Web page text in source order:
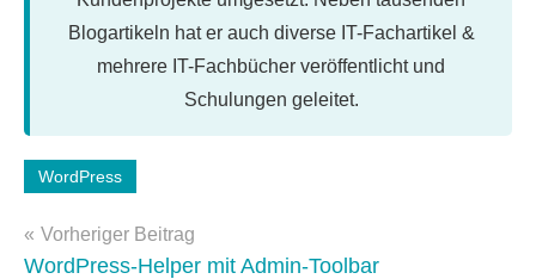
Blogartikeln hat er auch diverse IT-Fachartikel &
mehrere IT-Fachbücher veröffentlicht und
Schulungen geleitet.
Schlagwörter:
WordPress-
Tipps
WordPress
Beitragsnavigation
Vorheriger Beitrag
WordPress-Helper mit Admin-Toolbar